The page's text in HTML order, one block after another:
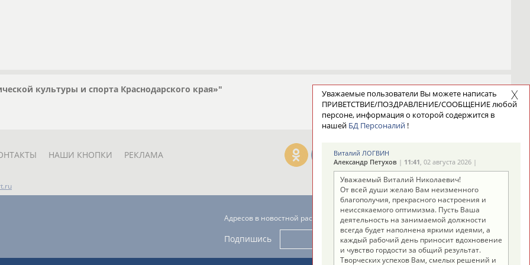
культуры и спорта Краснодарского края»"
НАШИ КНОПКИ РЕКЛАМА
Адресов в новостной рассылке: 996
Подпишись
Уважаемые пользователи Вы можете написать
ПРИВЕТСТВИЕ/ПОЗДРАВЛЕНИЕ/СООБЩЕНИЕ любой
персоне, информация о которой содержится в
нашей БД Персоналий !
Виталий ЛОГВИН
Александр Петухов | 11:41, 02 августа 2026 |
Уважаемый Виталий Николаевич!
От всей души желаю Вам неизменного
благополучия, прекрасного настроения и
неиссякаемого оптимизма. Пусть Ваша
деятельность на занимаемой должности
всегда будет наполнена яркими идеями, а
каждый рабочий день приносит вдохновение
и чувство гордости за общий результат.
Творческих успехов Вам, смелых решений и